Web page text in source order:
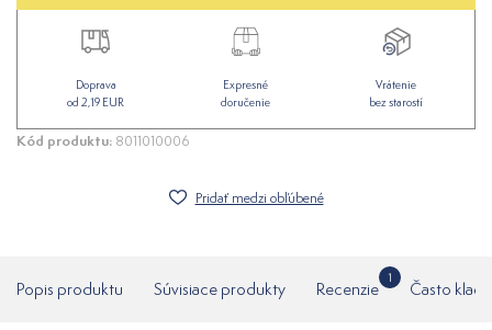
Doprava
od 2,19 EUR
Expresné
doručenie
Vrátenie
bez starostí
Kód produktu: 8011010006
Pridať medzi obľúbené
Popis produktu Súvisiace produkty Recenzie
1
Často